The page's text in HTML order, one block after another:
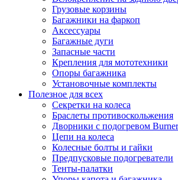
Грузовые корзины
Багажники на фаркоп
Аксессуары
Багажные дуги
Запасные части
Крепления для мототехники
Опоры багажника
Установочные комплекты
Полезное для всех
Секретки на колеса
Браслеты противоскольжения
Дворники с подогревом Burner
Цепи на колеса
Колесные болты и гайки
Предпусковые подогреватели
Тенты-палатки